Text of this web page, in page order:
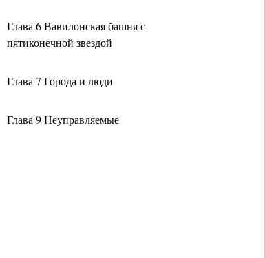
Глава 6 Вавилонская башня с
пятиконечной звездой
Глава 7 Города и люди
Глава 9 Неуправляемые